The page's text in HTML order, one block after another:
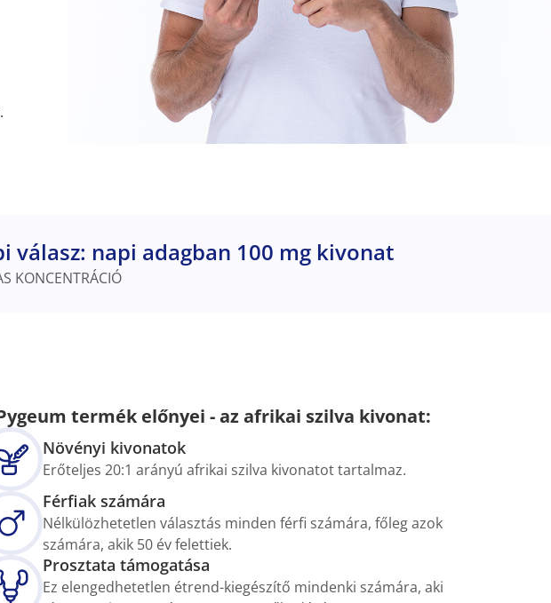
válasz: napi adagban 100 mg kivonat
KONCENTRÁCIÓ
termék előnyei - az afrikai szilva kivonat:
Növényi kivonatok
Erőteljes 20:1 arányú afrikai szilva kivonatot tartalmaz.
Férfiak számára
Nélkülözhetetlen választás minden férfi számára, főleg azok
számára, akik 50 év felettiek.
Prosztata támogatása
Ez elengedhetetlen étrend-kiegészítő mindenki számára, aki